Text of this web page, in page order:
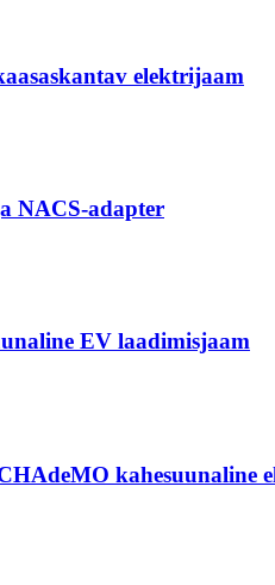
elektrijaam
NACS-adapter
EV laadimisjaam
kahesuunaline